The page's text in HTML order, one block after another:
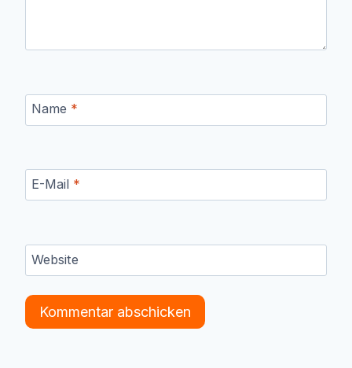
Name *
E-Mail *
Website